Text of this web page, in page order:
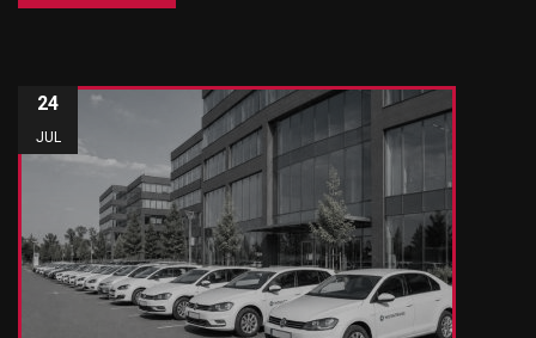
24
JUL